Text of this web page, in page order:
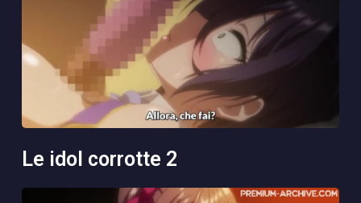
le idol corrotte 2